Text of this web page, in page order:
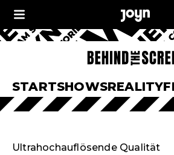
STARTSHOWSREALITY
Ultrahochauflösende Qualität